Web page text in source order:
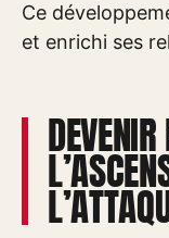
Ce
et enrichi ses